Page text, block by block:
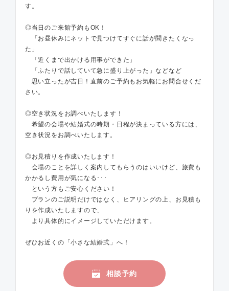
す。
◎当日のご来館予約もOK！
「お昼休みにネットで見つけてすぐに話が聞きたくなっ
た」
「近くまで出かける用事ができた」
「ふたりで話していて急に盛り上がった」などなど
思い立ったが吉日！直前のご予約もお気軽にお問合せくだ
さい。
◎空き状況をお調べいたします！
希望の会場や結婚式の時期・日程が決まっている方には、
空き状況をお調べいたします。
◎お見積りを作成いたします！
会場のことを詳しく案内してもらうのはいいけど、旅費も
かかるし費用が気になる･･･
という方もご安心ください！
プランのご説明だけではなく、ヒアリングの上、お見積も
りを作成いたしますので、
より具体的にイメージしていただけます。
ぜひお近くの「小さな結婚式」へ！
相談予約